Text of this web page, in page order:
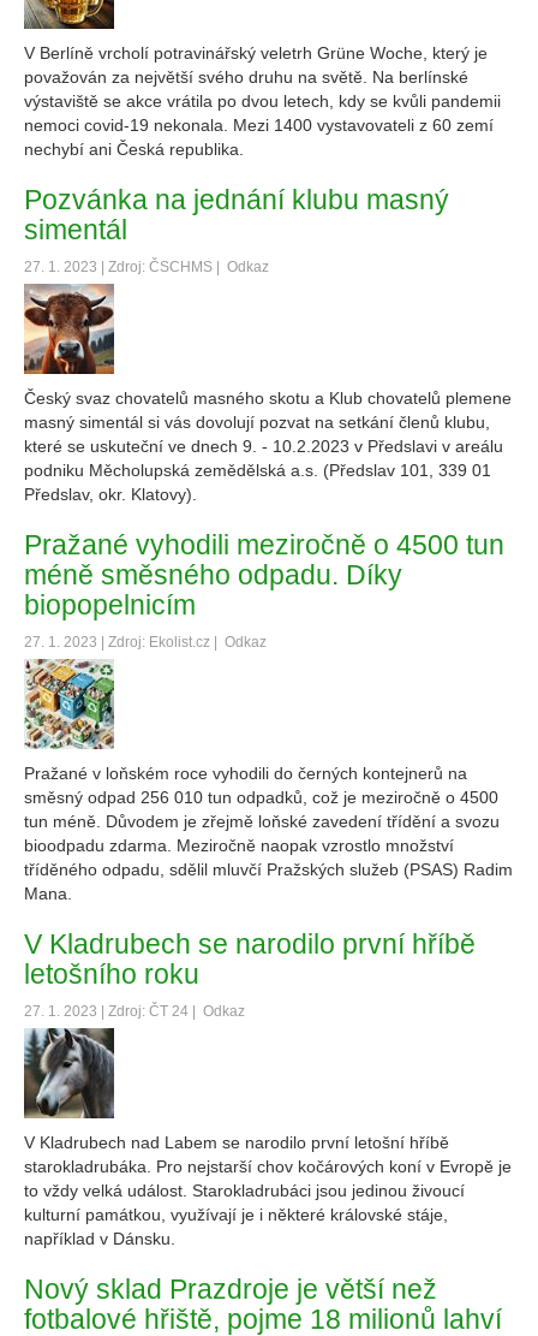
V Berlíně vrcholí potravinářský veletrh Grüne Woche, který je
považován za největší svého druhu na světě. Na berlínské
výstaviště se akce vrátila po dvou letech, kdy se kvůli pandemii
nemoci covid-19 nekonala. Mezi 1400 vystavovateli z 60 zemí
nechybí ani Česká republika.
Pozvánka na jednání klubu masný
simentál
27. 1. 2023 | Zdroj: ČSCHMS | Odkaz
Český svaz chovatelů masného skotu a Klub chovatelů plemene
masný simentál si vás dovolují pozvat na setkání členů klubu,
které se uskuteční ve dnech 9. - 10.2.2023 v Předslavi v areálu
podniku Měcholupská zemědělská a.s. (Předslav 101, 339 01
Předslav, okr. Klatovy).
Pražané vyhodili meziročně o 4500 tun
méně směsného odpadu. Díky
biopopelnicím
27. 1. 2023 | Zdroj: Ekolist.cz | Odkaz
Pražané v loňském roce vyhodili do černých kontejnerů na
směsný odpad 256 010 tun odpadků, což je meziročně o 4500
tun méně. Důvodem je zřejmě loňské zavedení třídění a svozu
bioodpadu zdarma. Meziročně naopak vzrostlo množství
tříděného odpadu, sdělil mluvčí Pražských služeb (PSAS) Radim
Mana.
V Kladrubech se narodilo první hříbě
letošního roku
27. 1. 2023 | Zdroj: ČT 24 | Odkaz
V Kladrubech nad Labem se narodilo první letošní hříbě
starokladrubáka. Pro nejstarší chov kočárových koní v Evropě je
to vždy velká událost. Starokladrubáci jsou jedinou živoucí
kulturní památkou, využívají je i některé královské stáje,
například v Dánsku.
Nový sklad Prazdroje je větší než
fotbalové hřiště, pojme 18 milionů lahví